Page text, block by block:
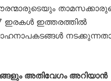
ഇരകൾ ഇത്തരത്തിൽ
അതിവേഗം അറിയാൻ